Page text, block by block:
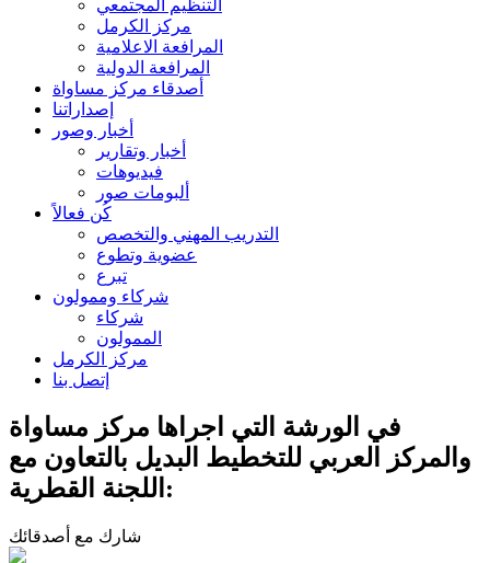
التنظيم المجتمعي
مركز الكرمل
المرافعة الاعلامية
المرافعة الدولية
أصدقاء مركز مساواة
إصداراتنا
أخبار وصور
أخبار وتقارير
فيديوهات
ألبومات صور
كُن فعالاً
التدريب المهني والتخصص
عضوية وتطوع
تبرع
شركاء وممولون
شركاء
الممولون
مركز الكرمل
إتصل بنا
في الورشة التي اجراها مركز مساواة
والمركز العربي للتخطيط البديل بالتعاون مع
اللجنة القطرية:
شارك مع أصدقائك